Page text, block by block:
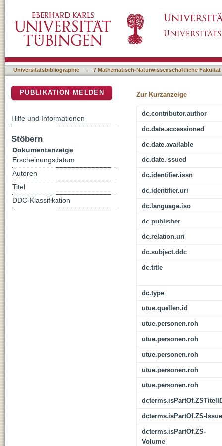
Universitätsbibliographie → 7 Mathematisch-Naturwissenschaftliche Fakultät
Zur Kurzanzeige
dc.contributor.author
dc.date.accessioned
dc.date.available
dc.date.issued
dc.identifier.issn
dc.identifier.uri
dc.language.iso
dc.publisher
dc.relation.uri
dc.subject.ddc
dc.title
dc.type
utue.quellen.id
utue.personen.roh
utue.personen.roh
utue.personen.roh
utue.personen.roh
utue.personen.roh
dcterms.isPartOf.ZS-Issue
dcterms.isPartOf.ZS-
Volume
PUBLIKATION MELDEN
Hilfe und Informationen
Stöbern
Dokumentanzeige
Erscheinungsdatum
Autoren
Titel
DDC-Klassifikation